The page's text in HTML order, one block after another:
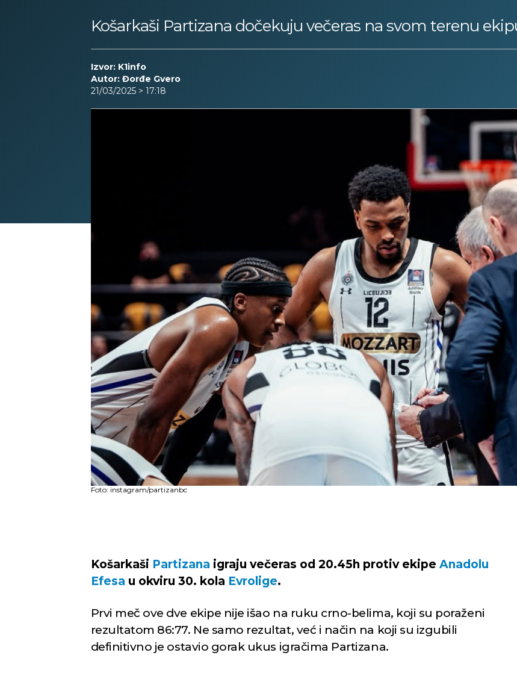
Košarkaši Partizana dočekuju večeras na svom terenu
Izvor: K1info
Autor: Đorđe Gvero
21/03/2025 > 17:18
Foto: instagram/partizanbc
Košarkaši Partizana igraju večeras od 20.45h protiv ekipe Anadolu
Efesa u okviru 30. kola Evrolige.
Prvi meč ove dve ekipe nije išao na ruku crno-belima, koji su poraženi
rezultatom 86:77. Ne samo rezultat, već i način na koji su izgubili
definitivno je ostavio gorak ukus igračima Partizana.